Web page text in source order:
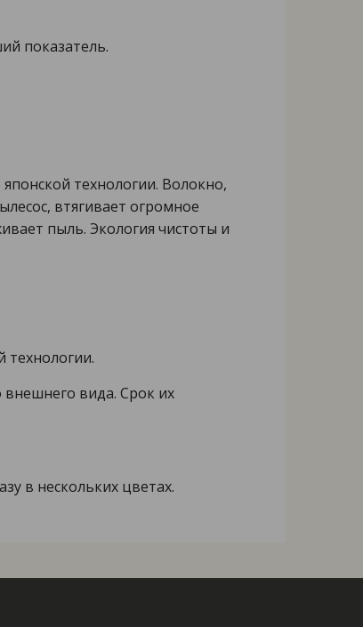
показатель.
технологии. Волокно,
втягивает огромное
пыль. Экология чистоты и
технологии.
вида. Срок их
в нескольких цветах.